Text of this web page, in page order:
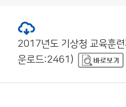
2017년도 기상청 교육훈
운로드:2461)